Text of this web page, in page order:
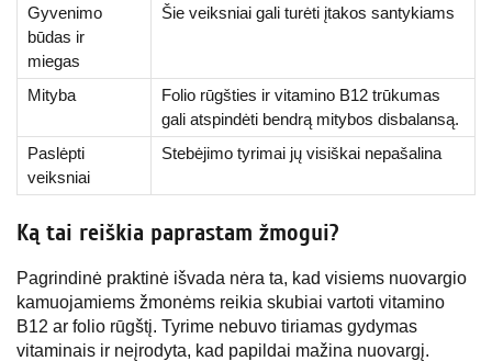
Gyvenimo
būdas ir
miegas
Šie veiksniai gali turėti įtakos santykiams
Mityba
Folio rūgšties ir vitamino B12 trūkumas
gali atspindėti bendrą mitybos disbalansą.
Paslėpti
veiksniai
Stebėjimo tyrimai jų visiškai nepašalina
Ką tai reiškia paprastam žmogui?
Pagrindinė praktinė išvada nėra ta, kad visiems nuovargio
kamuojamiems žmonėms reikia skubiai vartoti vitamino
B12 ar folio rūgštį. Tyrime nebuvo tiriamas gydymas
vitaminais ir neįrodyta, kad papildai mažina nuovargį.